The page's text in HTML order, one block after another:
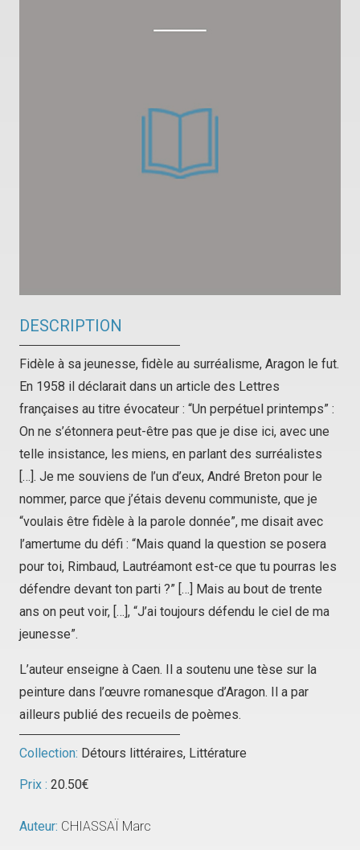
DESCRIPTION
Fidèle à sa jeunesse, fidèle au surréalisme, Aragon le fut.
En 1958 il déclarait dans un article des Lettres
françaises au titre évocateur : “Un perpétuel printemps” :
On ne s’étonnera peut-être pas que je dise ici, avec une
telle insistance, les miens, en parlant des surréalistes
[…]. Je me souviens de l’un d’eux, André Breton pour le
nommer, parce que j’étais devenu communiste, que je
“voulais être fidèle à la parole donnée”, me disait avec
l’amertume du défi : “Mais quand la question se posera
pour toi, Rimbaud, Lautréamont est-ce que tu pourras les
défendre devant ton parti ?” […] Mais au bout de trente
ans on peut voir, […], “J’ai toujours défendu le ciel de ma
jeunesse”.
L’auteur enseigne à Caen. Il a soutenu une tèse sur la
peinture dans l’œuvre romanesque d’Aragon. Il a par
ailleurs publié des recueils de poèmes.
Collection: Détours littéraires, Littérature
Prix : 20.50€
Auteur: CHIASSAÏ Marc